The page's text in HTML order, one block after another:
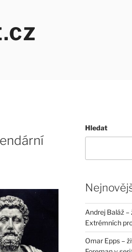
Hledat
Andrej Baláž
Extrémních
Omar Epps –